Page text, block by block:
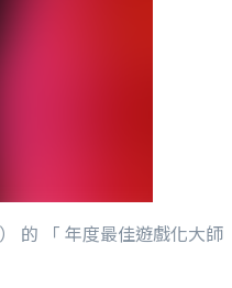
的 「 年度最佳遊戲化大師